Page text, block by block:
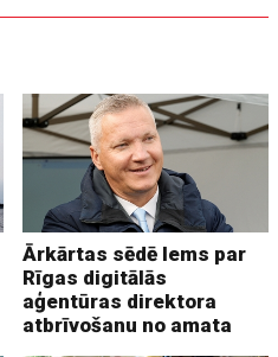
Ārkārtas sēdē lems par
Rīgas digitālās
aģentūras direktora
atbrīvošanu no amata